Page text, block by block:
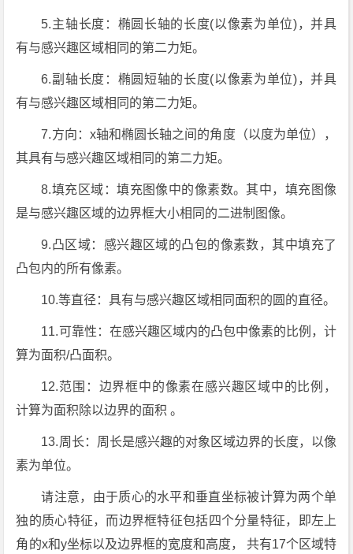
5.主轴长度：椭圆长轴的长度(以像素为单位)，并具
有与感兴趣区域相同的第二力矩。
6.副轴长度：椭圆短轴的长度(以像素为单位)，并具
有与感兴趣区域相同的第二力矩。
7.方向：x轴和椭圆长轴之间的角度（以度为单位），
其具有与感兴趣区域相同的第二力矩。
8.填充区域：填充图像中的像素数。其中，填充图像
是与感兴趣区域的边界框大小相同的二进制图像。
9.凸区域：感兴趣区域的凸包的像素数，其中填充了
凸包内的所有像素。
10.等直径：具有与感兴趣区域相同面积的圆的直径。
11.可靠性：在感兴趣区域内的凸包中像素的比例，计
算为面积/凸面积。
12.范围：边界框中的像素在感兴趣区域中的比例，
计算为面积除以边界的面积 。
13.周长：周长是感兴趣的对象区域边界的长度，以像
素为单位。
请注意，由于质心的水平和垂直坐标被计算为两个单
独的质心特征，而边界框特征包括四个分量特征，即左上
角的x和y坐标以及边界框的宽度和高度， 共有17个区域特